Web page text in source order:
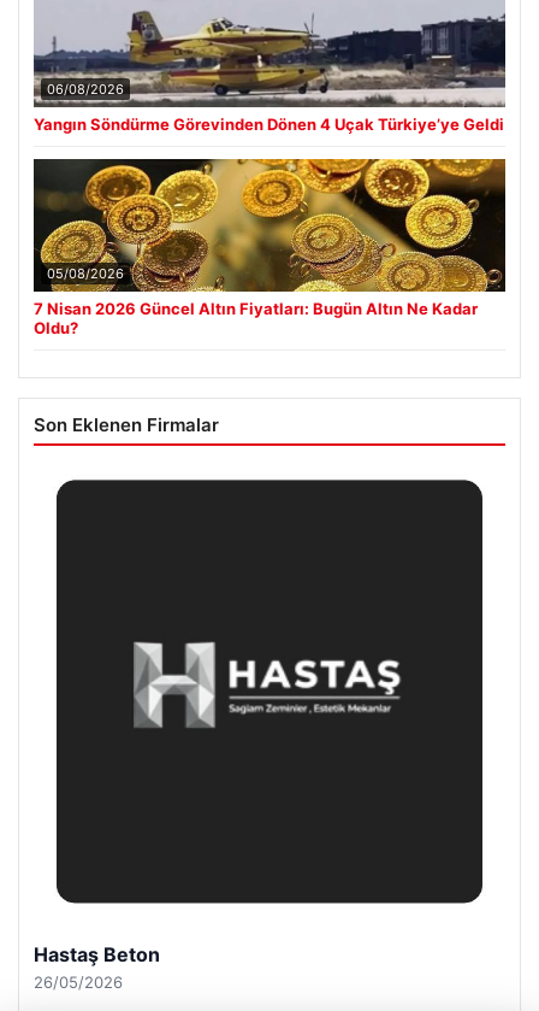
06/08/2026
Yangın Söndürme Görevinden Dönen 4 Uçak Türkiye’ye Geldi
05/08/2026
7 Nisan 2026 Güncel Altın Fiyatları: Bugün Altın Ne Kadar
Oldu?
Son Eklenen Firmalar
Enes Kaplan Avukatlık Bürosu
28/04/2026